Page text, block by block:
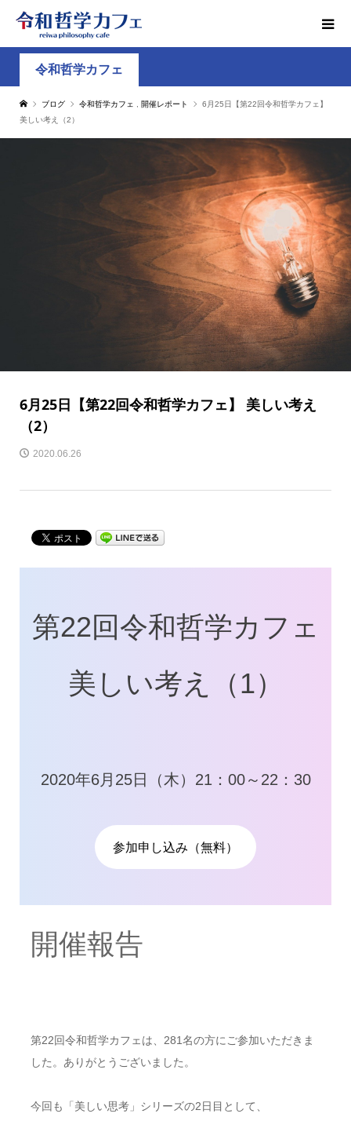
令和哲学カフェ
ブログ 令和哲学カフェ 開催レポート
6月25日【第22回令和哲学カフェ】
美しい考え（2）
6月25日【第22回令和哲学カフェ】 美しい考え
（2）
2020.06.26
第22回令和哲学カフェ
美しい考え（1）
2020年6月25日（木）21：00～22：30
参加申し込み（無料）
開催報告
第22回令和哲学カフェは、281名の方にご参加いただきま
した。ありがとうございました。
今回も「美しい思考」シリーズの2日目として、